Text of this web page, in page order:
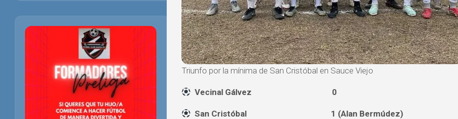
Triunfo por la mínima de San Cristóbal en Sauce Viejo
Vecinal Gálvez 0
San Cristóbal 1 (Alan Bermúdez)